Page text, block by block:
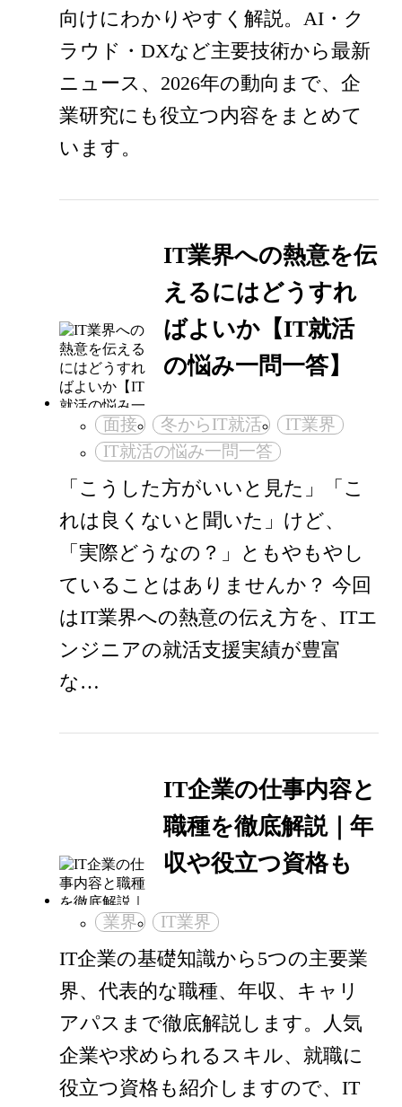
向けにわかりやすく解説。AI・ク
ラウド・DXなど主要技術から最新
ニュース、2026年の動向まで、企
業研究にも役立つ内容をまとめて
います。
IT業界への熱意を伝
えるにはどうすれ
ばよいか【IT就活
の悩み一問一答】
面接 冬からIT就活
IT業界
IT就活の悩み一問一答
「こうした方がいいと見た」「こ
れは良くないと聞いた」けど、
「実際どうなの？」ともやもやし
ていることはありませんか？ 今回
はIT業界への熱意の伝え方を、ITエ
ンジニアの就活支援実績が豊富
な…
IT企業の仕事内容と
職種を徹底解説｜年
収や役立つ資格も
業界 IT業界
IT企業の基礎知識から5つの主要業
界、代表的な職種、年収、キャリ
アパスまで徹底解説します。人気
企業や求められるスキル、就職に
役立つ資格も紹介しますので、IT